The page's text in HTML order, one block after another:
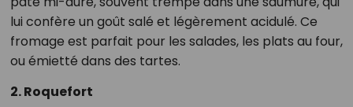
lui confère un goût salé et légèrement acidulé. Ce
fromage est parfait pour les salades, les plats au four,
ou émietté dans des tartes.
2. Roquefort